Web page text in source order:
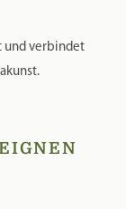
und verbindet